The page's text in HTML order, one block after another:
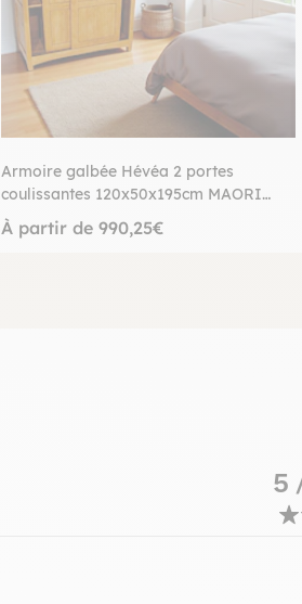
Armoire galbée Hévéa 2 portes
coulissantes 120x50x195cm MAORI
TRADITION
À partir de 990,25€
5